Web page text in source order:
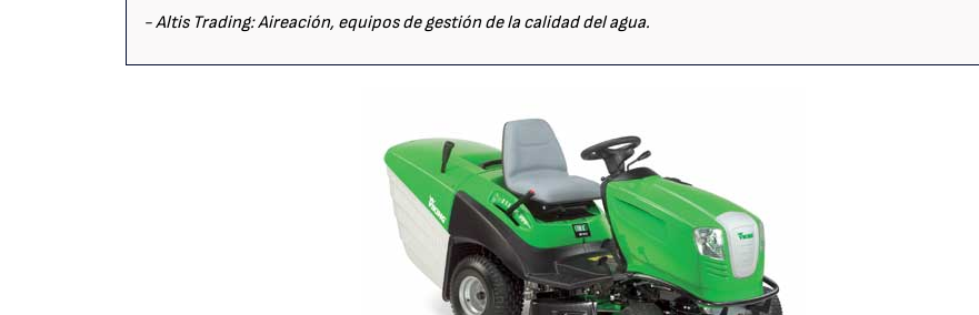
- Altis Trading: Aireación, equipos de gestión de la calidad del agua.